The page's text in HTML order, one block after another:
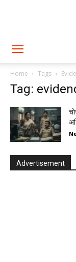
Home Tags
Tag:
Advertisement